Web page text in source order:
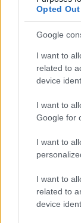
Opted Out
Google
I want to
related to
device
I want to
Google for
I want to
I want to
related to
device
AJÁNLOTT
Libernyákok
elemző műsor a
Számok és
elemző műsor a
Küzdőtér
talk-show
Hópelyhek